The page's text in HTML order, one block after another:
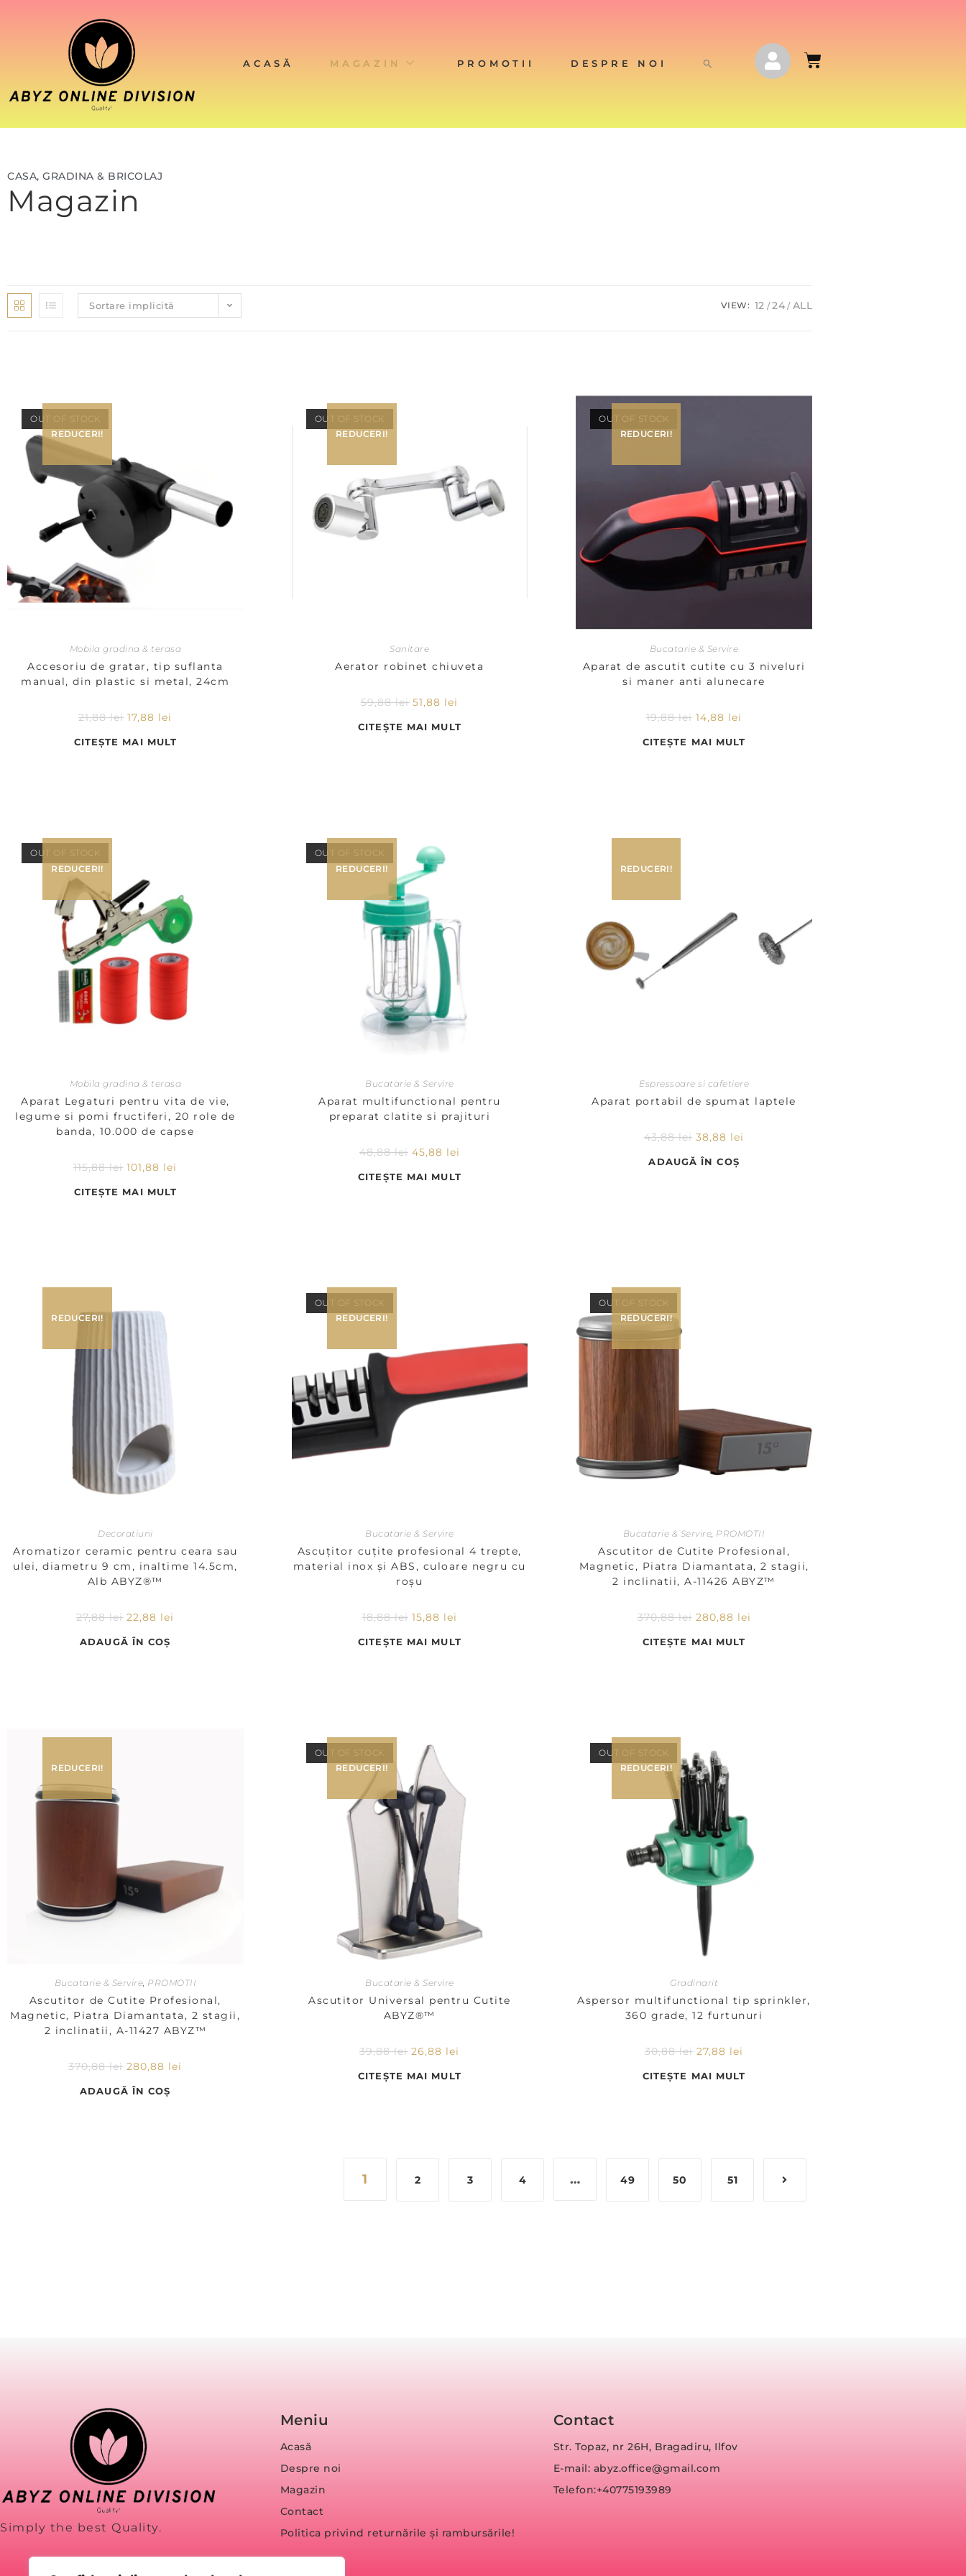
ACASĂ MAGAZIN PROMOTII DESPRE NOI
CASA, GRADINA & BRICOLAJ
Magazin
Sortare implicită VIEW: 12 24 ALL
OUT OF STOCK
REDUCERI!
Mobila gradina & terasa
Accesoriu de gratar, tip suflanta
manual, din plastic si metal, 24cm
21,88lei 17,88 lei
CITEȘTE MAI MULT
OUT OF STOCK
REDUCERI!
Sanitare
Aerator robinet chiuveta
59,88lei 51,88 lei
CITEȘTE MAI MULT
OUT OF STOCK
REDUCERI!
Bucatarie & Servire
Aparat de ascutit cutite cu 3 niveluri
si maner anti alunecare
19,88lei 14,88 lei
CITEȘTE MAI MULT
OUT OF STOCK
REDUCERI!
Mobila gradina & terasa
Aparat Legaturi pentru vita de vie,
legume si pomi fructiferi, 20 role de
banda, 10.000 de capse
115,88lei 101,88 lei
CITEȘTE MAI MULT
OUT OF STOCK
REDUCERI!
Bucatarie & Servire
Aparat multifunctional pentru
preparat clatite si prajituri
48,88lei 45,88 lei
CITEȘTE MAI MULT
REDUCERI!
Espressoare si cafetiere
Aparat portabil de spumat laptele
43,88lei 38,88 lei
ADAUGĂ ÎN COȘ
REDUCERI!
Decoratiuni
Aromatizor ceramic pentru ceara sau
ulei, diametru 9 cm, inaltime 14.5cm,
Alb ABYZ®™
27,88lei 22,88 lei
ADAUGĂ ÎN COȘ
OUT OF STOCK
REDUCERI!
Bucatarie & Servire
Ascuțitor cuțite profesional 4 trepte,
material inox și ABS, culoare negru cu
roșu
18,88lei 15,88 lei
CITEȘTE MAI MULT
OUT OF STOCK
REDUCERI!
Bucatarie & Servire PROMOTII
Ascutitor de Cutite Profesional,
Magnetic, Piatra Diamantata, 2 stagii,
2 inclinatii, A-11426 ABYZ™
370,88lei 280,88 lei
CITEȘTE MAI MULT
REDUCERI!
Bucatarie & Servire, PROMOTII
Ascutitor de Cutite Profesional,
Magnetic, Piatra Diamantata, 2 stagii,
2 inclinatii, A-11427 ABYZ™
370,88lei 280,88 lei
ADAUGĂ ÎN COȘ
OUT OF STOCK
REDUCERI!
Bucatarie & Servire
Ascutitor Universal pentru Cutite
ABYZ®™
39,88lei 26,88 lei
CITEȘTE MAI MULT
OUT OF STOCK
REDUCERI!
Gradinarit
Aspersor multifunctional tip sprinkler,
360 grade, 12 furtunuri
30,88lei 27,88 lei
CITEȘTE MAI MULT
1 2 3 4 … 49 50 51
Simply the best Quality.
Meniu
Acasă
Despre noi
Magazin
Contact
Politica privind returnările și rambursările!
Contact
Str. Topaz, nr 26H, Bragadiru, Ilfov
E-mail: abyz.office@gmail.com
Telefon:+40775193989